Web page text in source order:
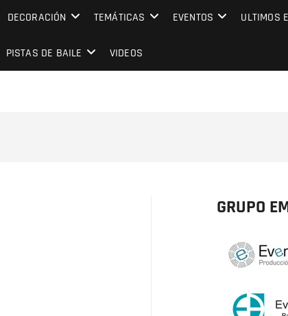
DECORACIÓN TEMÁTICAS EVENTOS ULTIMOS
PISTAS DE BAILE VIDEOS
GRUPO